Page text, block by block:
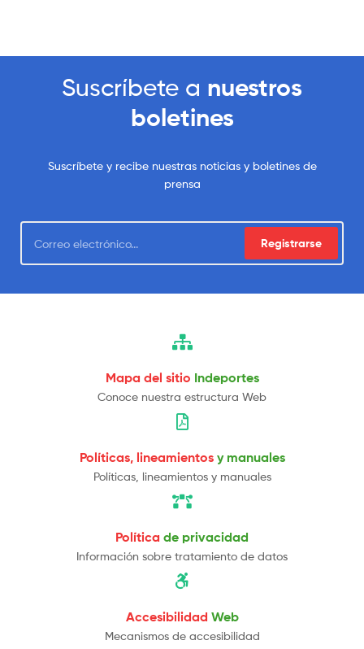
Suscríbete a nuestros
boletines
Suscríbete y recibe nuestras noticias y boletines de
prensa
Registrarse
Mapa del sitio Indeportes
Conoce nuestra estructura Web
Políticas, lineamientos y manuales
Políticas, lineamientos y manuales
Política de privacidad
Información sobre tratamiento de datos
Accesibilidad Web
Mecanismos de accesibilidad